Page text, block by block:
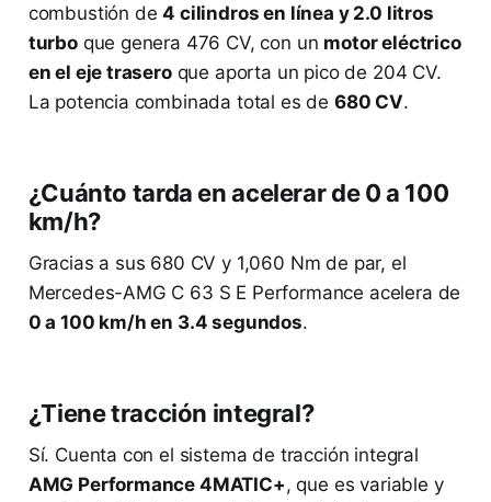
combustión de4 cilindros en línea y 2.0 litros
turboque genera 476 CV, con un motor eléctrico
en el eje traseroque aporta un pico de 204 CV.
La potencia combinada total es de 680 CV.
¿Cuánto tarda en acelerar de 0 a 100
km/h?
Gracias a sus 680 CV y 1,060 Nm de par, el
Mercedes-AMG C 63 S E Performance acelera de
0 a 100 km/h en 3.4 segundos.
¿Tiene tracción integral?
Sí. Cuenta con el sistema de tracción integral
AMG Performance 4MATIC+, que es variable y